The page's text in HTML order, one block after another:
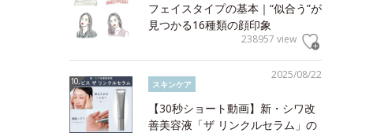
フェイスタイプの基本｜“似合う”が
見つかる16種類の顔印象
238957 view
2025/08/22
スキンケア
【30秒ショート動画】新・シワ改
善美容液「ザ リンクルセラム」の